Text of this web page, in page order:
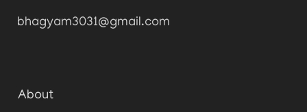
bhagyam3031@gmail.com
About